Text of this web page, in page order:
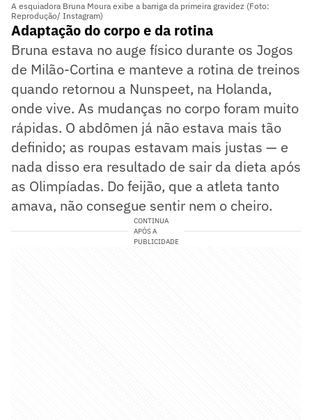
A esquiadora Bruna Moura exibe a barriga da primeira gravidez (Foto:
Reprodução/ Instagram)
Adaptação do corpo e da rotina
Bruna estava no auge físico durante os Jogos
de Milão-Cortina e manteve a rotina de treinos
quando retornou a Nunspeet, na Holanda,
onde vive. As mudanças no corpo foram muito
rápidas. O abdômen já não estava mais tão
definido; as roupas estavam mais justas — e
nada disso era resultado de sair da dieta após
as Olimpíadas. Do feijão, que a atleta tanto
amava, não consegue sentir nem o cheiro.
CONTINUA
APÓS A
PUBLICIDADE